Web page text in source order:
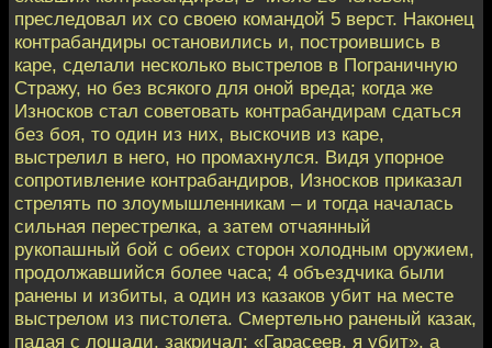
преследовал их co своею командой 5 верст. Наконец
контрабандиры остановились и, построившись в
каре, сделали несколько выстрелов в Пограничную
Стражу, но без всякого для оной вреда; когда же
Износков стал советовать контрабандирам сдаться
без боя, то один из них, выскочив из каре,
выстрелил в него, но промахнулся. Видя упорное
сопротивление контрабандиров, Износков приказал
стрелять по злоумышленникам – и тогда началась
сильная перестрелка, a затем отчаянный
рукопашный бой с обеих сторон холодным оружием,
продолжавшийся более часа; 4 объездчика были
ранены и избиты, a один из казаков убит на месте
выстрелом из пистолета. Смертельно раненый казак,
падая с лошади, закричал: «Гарасеев, я убит», a